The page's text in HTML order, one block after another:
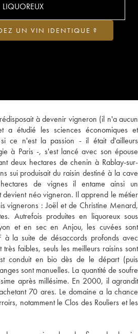
à devenir vigneron (il n'a aucun
a étudié les sciences économiques et
ce n'est la passion - il était d'ailleurs
à Paris -, s'est lancé avec son épouse
deux hectares de chenin à Rablay-sur-
sui produisait du raisin destiné à la cave
de vignes il entame ainsi un
néo vigneron. Il apprend le métier
vignerons : Joël et de Christine Menard,
Autrefois produites en liquoreux sous
et en sec en Anjou, les cuvées sont
à la suite de désaccords profonds avec
faibles, seuls les meilleurs raisins sont
conduit en bio dès de le départ (puis
sont manuelles. La quantité de soufre
après millésime. En 2000, il agrandit
70 ares. Le domaine a la chance
notamment le Clos des Rouliers et les
LIQUOREUX
UN VIN IDENTIQUE ?